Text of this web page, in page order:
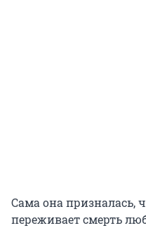
Сама она призналась,
переживает смерть